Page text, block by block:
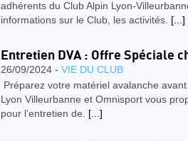
adhérents du Club Alpin Lyon-
informations sur le Club, les activités. [...]
Entretien DVA : Offre Spéciale
26/09/2024 - VIE DU CLUB
Préparez votre matériel avalanche
Lyon Villeurbanne et Omnisport vous
pour l’entretien de. [...]